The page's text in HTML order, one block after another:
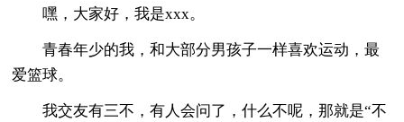
嘿，大家好，我是xxx。
青春年少的我，和大部分男孩子一样喜欢运动，最
爱篮球。
我交友有三不，有人会问了，什么不呢，那就是“不